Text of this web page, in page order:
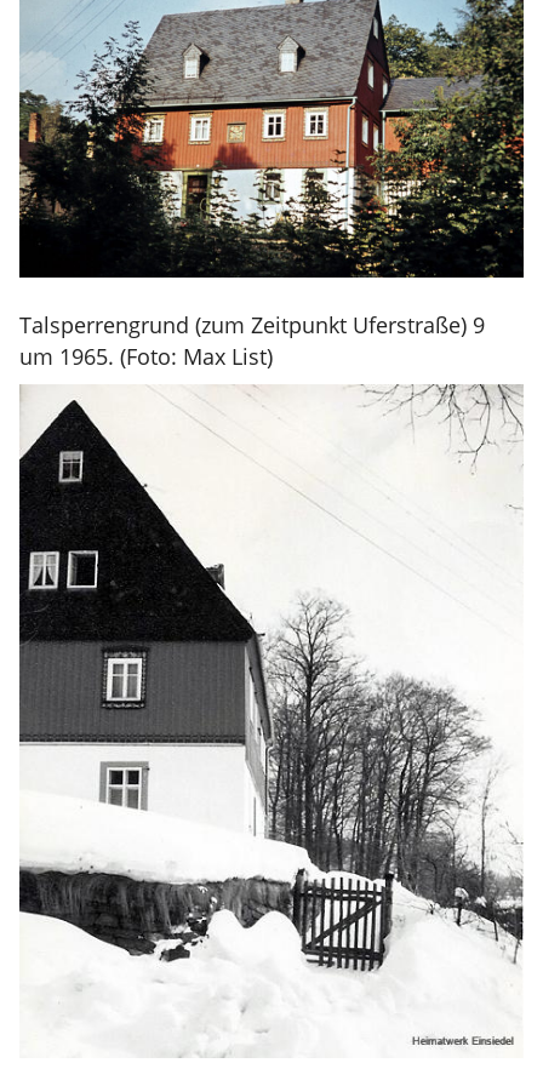
Talsperrengrund (zum Zeitpunkt Uferstraße) 9
um 1965. (Foto: Max List)